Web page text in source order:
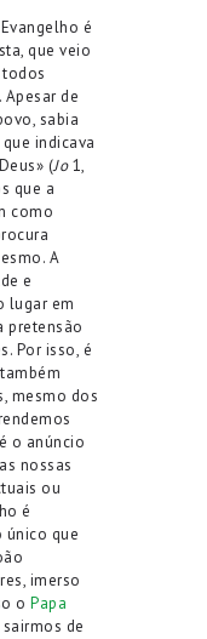
é
que veio
Apesar de
sabia
indicava
(Jo1,
que a
como
A
e
lugar em
pretensão
Por isso, é
mesmo dos
o anúncio
nossas
ou
é
único que
imerso
o Papa
de